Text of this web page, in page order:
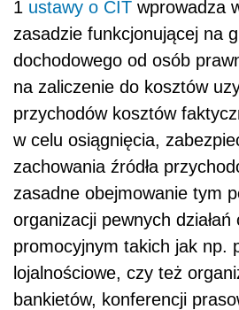
1 ustawy o CIT wprowadza
zasadzie funkcjonującej na
dochodowego od osób
na zaliczenie do kosztów
przychodów kosztów
w celu osiągnięcia,
zachowania źródła
zasadne obejmowanie tym
organizacji pewnych
promocyjnym takich jak np.
lojalnościowe, czy też
bankietów, konferencji